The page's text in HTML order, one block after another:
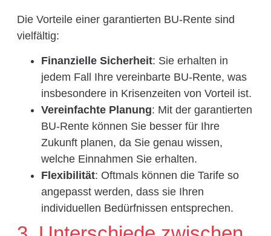
Die Vorteile einer garantierten BU-Rente sind
vielfältig:
Finanzielle Sicherheit: Sie erhalten in
jedem Fall Ihre vereinbarte BU-Rente, was
insbesondere in Krisenzeiten von Vorteil ist.
Vereinfachte Planung: Mit der garantierten
BU-Rente können Sie besser für Ihre
Zukunft planen, da Sie genau wissen,
welche Einnahmen Sie erhalten.
Flexibilität: Oftmals können die Tarife so
angepasst werden, dass sie Ihren
individuellen Bedürfnissen entsprechen.